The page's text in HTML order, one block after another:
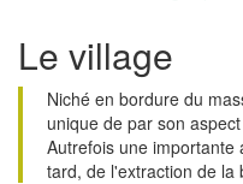
Le village
Niché en bordure du
unique de par son
Autrefois une importante
tard, de l'extraction de la